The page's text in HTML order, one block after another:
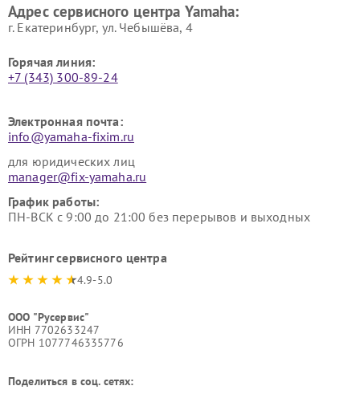
Адрес сервисного центра Yamaha:
г. Екатеринбург, ул. Чебышёва, 4
Горячая линия:
+7 (343) 300-89-24
Электронная почта:
info@yamaha-fixim.ru
для юридических лиц
manager@fix-yamaha.ru
График работы:
ПН-ВСК с 9:00 до 21:00 без перерывов и выходных
Рейтинг сервисного центра
4.9-5.0
ООО "Русервис"
ИНН 7702633247
ОГРН 1077746335776
Поделиться в соц. сетях: